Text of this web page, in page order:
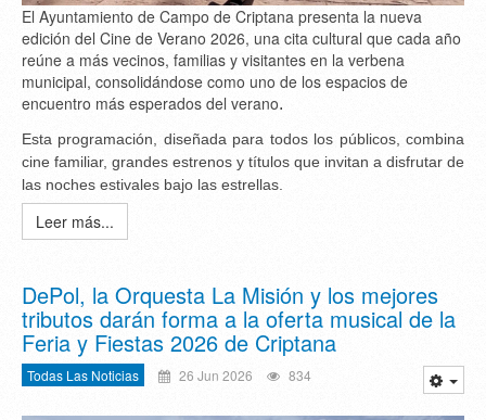
El Ayuntamiento de Campo de Criptana presenta la nueva
edición del Cine de Verano 2026, una cita cultural que cada año
reúne a más vecinos, familias y visitantes en la verbena
municipal, consolidándose como uno de los espacios de
encuentro más esperados del verano.
Esta programación, diseñada para todos los públicos, combina
cine familiar, grandes estrenos y títulos que invitan a disfrutar de
las noches estivales bajo las estrellas.
Leer más...
DePol, la Orquesta La Misión y los mejores
tributos darán forma a la oferta musical de la
Feria y Fiestas 2026 de Criptana
Todas Las Noticias 26 Jun 2026 834